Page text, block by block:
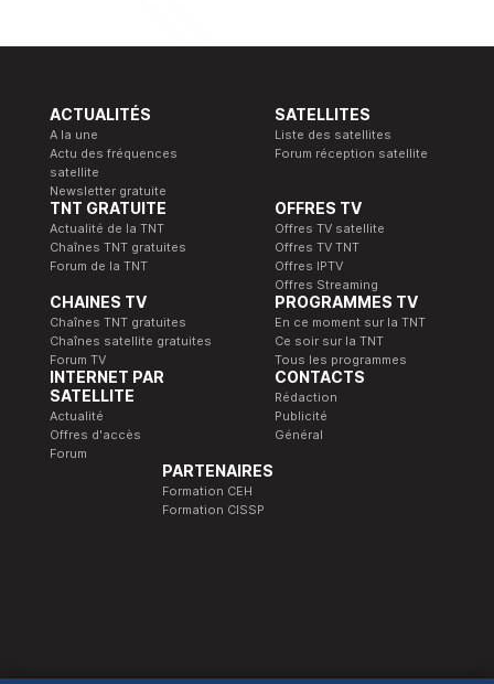
ACTUALITÉS
A la une
Actu des fréquences
satellite
Newsletter gratuite
SATELLITES
Liste des satellites
Forum réception satellite
TNT GRATUITE
Actualité de la TNT
Chaînes TNT gratuites
Forum de la TNT
OFFRES TV
Offres TV satellite
Offres TV TNT
Offres IPTV
Offres Streaming
CHAINES TV
Chaînes TNT gratuites
Chaînes satellite gratuites
Forum TV
PROGRAMMES TV
En ce moment sur la TNT
Ce soir sur la TNT
Tous les programmes
INTERNET PAR
SATELLITE
Actualité
Offres d'accès
Forum
CONTACTS
Rédaction
Publicité
Général
PARTENAIRES
Formation CEH
Formation CISSP